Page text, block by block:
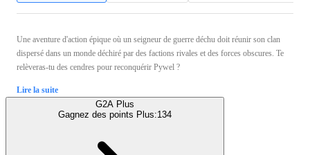
Une aventure d'action épique où un seigneur de guerre déchu doit réunir son clan
dispersé dans un monde déchiré par des factions rivales et des forces obscures. Te
relèveras-tu des cendres pour reconquérir Pywel ?
Lire la suite
G2A Plus
Gagnez des points Plus:134